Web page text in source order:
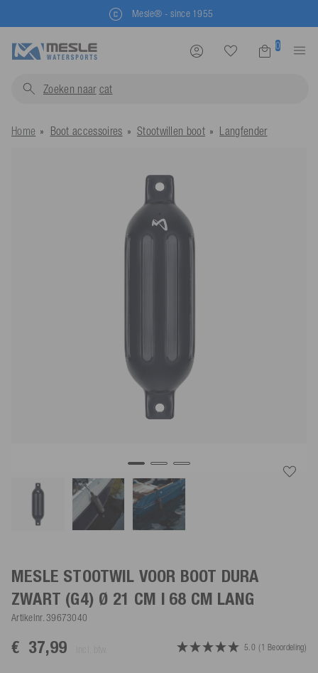
Mesle® - since 1955
0
Zoeken naar zwemv
Home Boot accessoires Stootwillen boot Langfender
MESLE STOOTWIL VOOR BOOT DURA
ZWART (G4) Ø 21 CM | 68 CM LANG
Artikelnr. 39673040
€ 37,99 5.0 (1 Beoordeling)